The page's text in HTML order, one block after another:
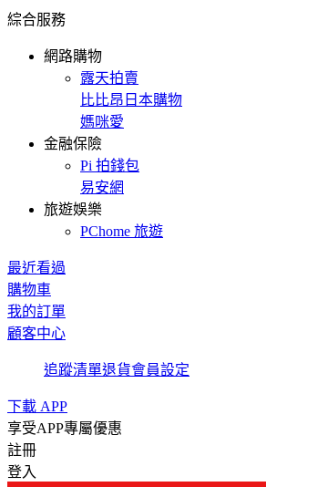
綜合服務
網路購物
露天拍賣
比比昂日本購物
媽咪愛
金融保險
Pi 拍錢包
易安網
旅遊娛樂
PChome 旅遊
最近看過
購物車
我的訂單
顧客中心
追蹤清單退貨會員設定
下載 APP
享受APP專屬優惠
註冊
登入